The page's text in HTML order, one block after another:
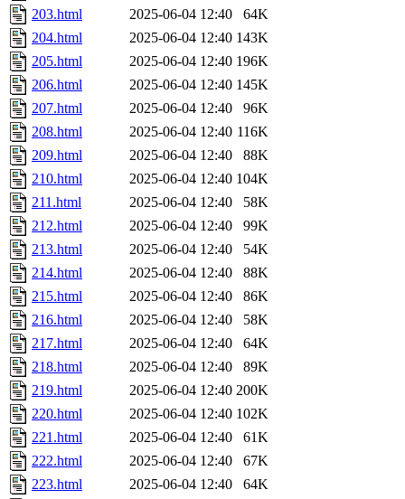
203.html
2025-06-04 12:40
64K
204.html
2025-06-04 12:40 143K
205.html
2025-06-04 12:40 196K
206.html
2025-06-04 12:40 145K
207.html
2025-06-04 12:40
96K
208.html
2025-06-04 12:40 116K
209.html
2025-06-04 12:40
88K
210.html
2025-06-04 12:40 104K
211.html
2025-06-04 12:40
58K
212.html
2025-06-04 12:40
99K
213.html
2025-06-04 12:40
54K
214.html
2025-06-04 12:40
88K
215.html
2025-06-04 12:40
86K
216.html
2025-06-04 12:40
58K
217.html
2025-06-04 12:40
64K
218.html
2025-06-04 12:40
89K
219.html
2025-06-04 12:40 200K
220.html
2025-06-04 12:40 102K
221.html
2025-06-04 12:40
61K
222.html
2025-06-04 12:40
67K
223.html
2025-06-04 12:40
64K